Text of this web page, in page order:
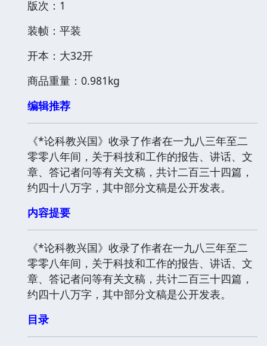
版次：1
装帧：平装
开本：大32开
商品重量：0.981kg
编辑推荐
《*论科教兴国》收录了作者在一九八三年至二
零零八年间，关于科技和工作的报告、讲话、文
章、答记者问等有关文稿，共计二百三十四篇，
约四十八万字，其中部分文稿是公开发表。
内容提要
《*论科教兴国》收录了作者在一九八三年至二
零零八年间，关于科技和工作的报告、讲话、文
章、答记者问等有关文稿，共计二百三十四篇，
约四十八万字，其中部分文稿是公开发表。
目录